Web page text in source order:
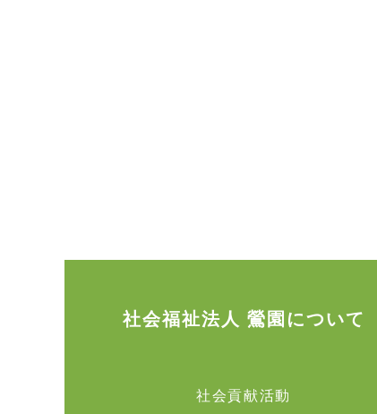
社会福祉法人 鶯園について
社会貢献活動